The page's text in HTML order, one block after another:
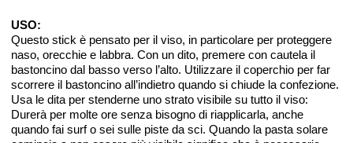
USO:
Questo stick è pensato per il viso, in particolare per proteggere
naso, orecchie e labbra. Con un dito, premere con cautela il
bastoncino dal basso verso l’alto. Utilizzare il coperchio per far
scorrere il bastoncino all’indietro quando si chiude la confezione.
Usa le dita per stenderne uno strato visibile su tutto il viso:
Durerà per molte ore senza bisogno di riapplicarla, anche
quando fai surf o sei sulle piste da sci. Quando la pasta solare